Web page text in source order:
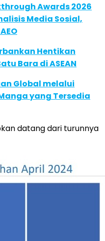
Awards 2026
Media Sosial,
Hentikan
Bara di ASEAN
Global melalui
yang Tersedia
datang dari turunnya